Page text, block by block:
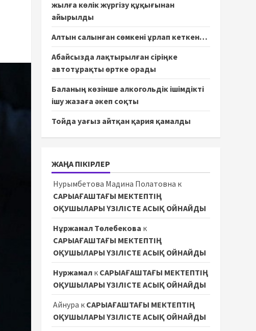
жылға көлік жүргізу құқығынан
айырылды
Алтын салынған сөмкені ұрлап кеткен…
Абайсызда лақтырылған сіріңке
автотұрақты өртке орады
Баланың көзінше алкогольдік ішімдікті
ішу жазаға әкеп соқты
Тойда уағыз айтқан қария қамалды
ЖАҢА ПІКІРЛЕР
Нурымбетова Мадина Полатовна к
САРЫАҒАШТАҒЫ МЕКТЕПТІҢ
ОҚУШЫЛАРЫ ҮЗІЛІСТЕ АСЫҚ ОЙНАЙДЫ
Нұржамал Төлебекова к
САРЫАҒАШТАҒЫ МЕКТЕПТІҢ
ОҚУШЫЛАРЫ ҮЗІЛІСТЕ АСЫҚ ОЙНАЙДЫ
Нуржамалк САРЫАҒАШТАҒЫ МЕКТЕПТІҢ
ОҚУШЫЛАРЫ ҮЗІЛІСТЕ АСЫҚ ОЙНАЙДЫ
Айнура к САРЫАҒАШТАҒЫ МЕКТЕПТІҢ
ОҚУШЫЛАРЫ ҮЗІЛІСТЕ АСЫҚ ОЙНАЙДЫ